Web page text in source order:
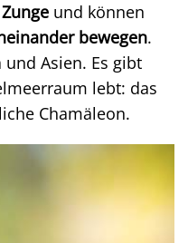
und können
bewegen.
Asien. Es gibt
lebt: das
Chamäleon.